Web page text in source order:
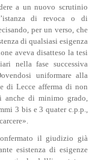
a un nuovo scrutinio
di revoca o di
per un verso, che
di qualsiasi esigenza
aveva disatteso la tesi
nella fase successiva
uniformare alla
di Lecce afferma di non
anche di minimo grado,
3 bis e 3 quater c.p.p.,
il giudizio già
esistenza di esigenze